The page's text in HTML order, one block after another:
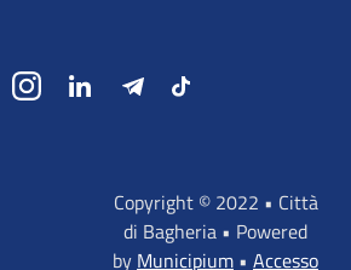
YoutubeInstagramLinkedIn TelegramTiktok
Copyright © 2022 • Città
di Bagheria • Powered
by Municipium • Accesso